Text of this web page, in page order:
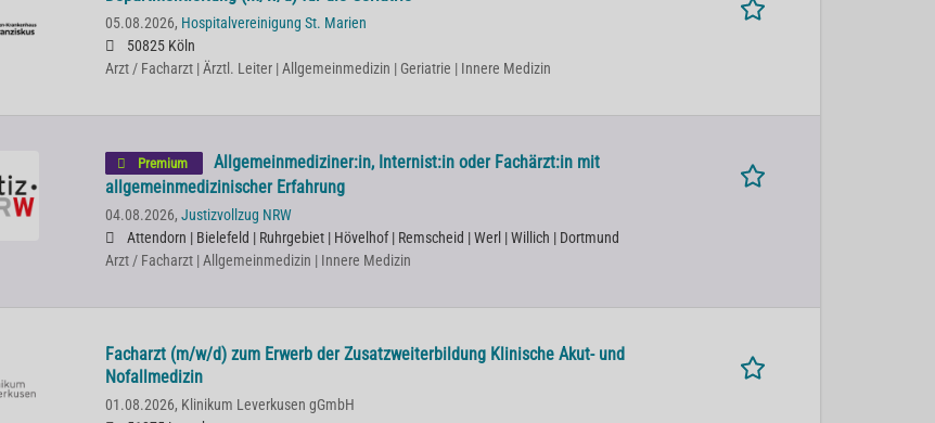
05.08.2026, Hospitalvereinigung St. Marien
50825 Köln
Arzt / Facharzt | Ärztl. Leiter | Allgemeinmedizin | Geriatrie | Innere Medizin
Premium
Allgemeinmediziner:in, Internist:in oder Fachärzt:in mit
allgemeinmedizinischer Erfahrung
04.08.2026, Justizvollzug NRW
Attendorn | Bielefeld | Ruhrgebiet | Hövelhof | Remscheid | Werl | Willich | Dortmund
Arzt / Facharzt | Allgemeinmedizin | Innere Medizin
Facharzt (m/w/d) zum Erwerb der Zusatzweiterbildung Klinische Akut- und
Nofallmedizin
01.08.2026, Klinikum Leverkusen gGmbH